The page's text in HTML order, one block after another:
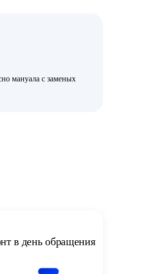
мануала с заменых
в день обращения